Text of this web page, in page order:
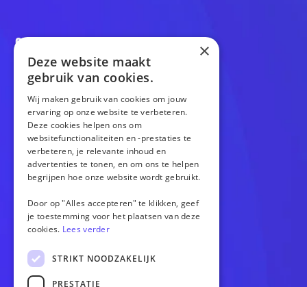
OPTIES
Website
Webshop
Versnellen
Gratis homepagina
OVERIG
Cases
Over ons
Blogs
Contact
SOCIALS
×
Deze website maakt
gebruik van cookies.
Wij maken gebruik van cookies om jouw
ervaring op onze website te verbeteren.
Deze cookies helpen ons om
websitefunctionaliteiten en -prestaties te
verbeteren, je relevante inhoud en
advertenties te tonen, en om ons te helpen
begrijpen hoe onze website wordt gebruikt.
Door op "Alles accepteren" te klikken, geef
je toestemming voor het plaatsen van deze
cookies. Lees verder
STRIKT NOODZAKELIJK
PRESTATIE